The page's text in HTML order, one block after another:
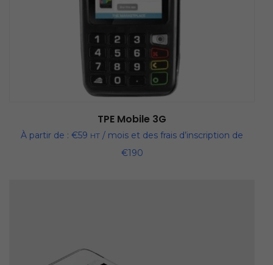
TPE Mobile 3G
À partir de : €59 HT / mois et des frais d’inscription de
€190